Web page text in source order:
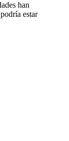
han
estar